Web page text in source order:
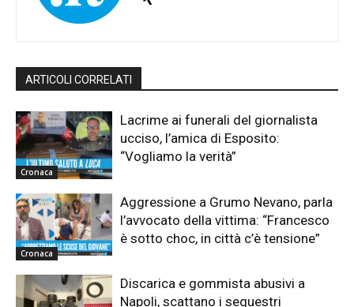
ARTICOLI CORRELATI
Cronaca
Lacrime ai funerali del giornalista
ucciso, l’amica di Esposito:
“Vogliamo la verità”
Cronaca
Aggressione a Grumo Nevano, parla
l’avvocato della vittima: “Francesco
è sotto choc, in città c’è tensione”
Discarica e gommista abusivi a
Napoli, scattano i sequestri